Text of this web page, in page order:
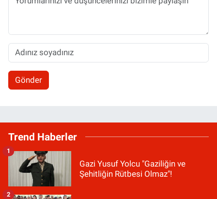
Gönder
Trend Haberler
Gazi Yusuf Yolcu "Gaziliğin ve
Şehitliğin Rütbesi Olmaz"!
1
2